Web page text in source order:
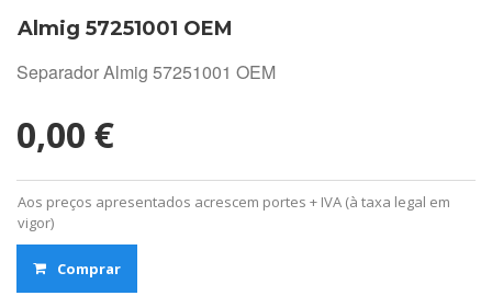
Almig 57251001 OEM
Separador Almig 57251001 OEM
0,00 €
Aos preços apresentados acrescem portes + IVA (à taxa legal em
vigor)
Comprar